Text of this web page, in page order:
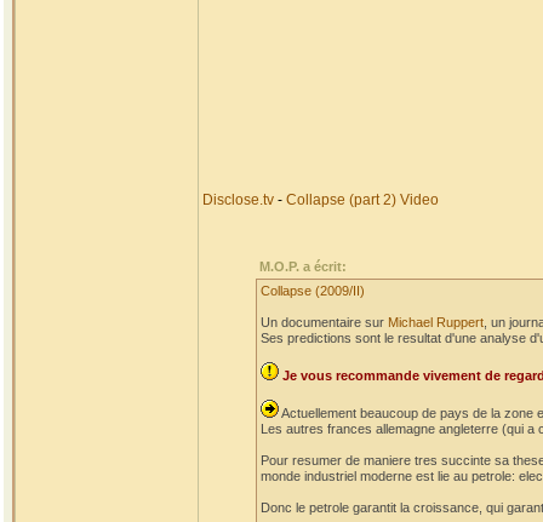
Disclose.tv - Collapse (part 2) Video
M.O.P. a écrit:
Collapse (2009/II)
Un documentaire sur Michael Ruppert , un
Ses predictions sont le resultat d'une analyse
Je vous recommande vivement de
Actuellement beaucoup de pays de la zone
Les autres frances allemagne angleterre (qui
Pour resumer de maniere tres succinte sa
monde industriel moderne est lie au petrole:
Donc le petrole garantit la croissance, qui